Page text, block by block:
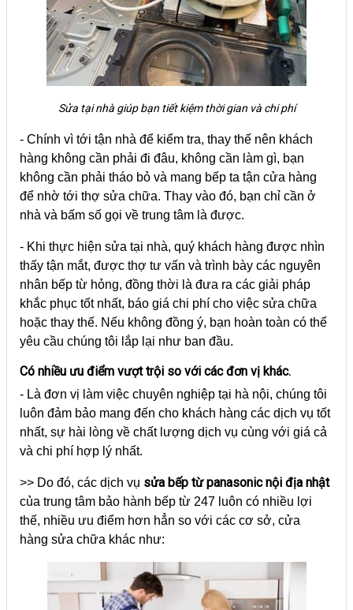
Sửa tại nhà giúp bạn tiết kiệm thời gian và chi phí
- Chính vì tới tận nhà để kiểm tra, thay thế nên khách
hàng không cần phải đi đâu, không cần làm gì, bạn
không cần phải tháo bỏ và mang bếp ta tận cửa hàng
để nhờ tới thợ sửa chữa. Thay vào đó, bạn chỉ cần ở
nhà và bấm số gọi về trung tâm là được.
- Khi thực hiện sửa tại nhà, quý khách hàng được nhìn
thấy tận mắt, được thợ tư vấn và trình bày các nguyên
nhân bếp từ hỏng, đồng thời là đưa ra các giải pháp
khắc phục tốt nhất, báo giá chi phí cho việc sửa chữa
hoặc thay thế. Nếu không đồng ý, bạn hoàn toàn có thể
yêu cầu chúng tôi lắp lại như ban đầu.
Có nhiều ưu điểm vượt trội so với các đơn vị khác.
- Là đơn vị làm việc chuyên nghiệp tại hà nội, chúng tôi
luôn đảm bảo mang đến cho khách hàng các dịch vụ tốt
nhất, sự hài lòng về chất lượng dịch vụ cùng với giá cả
và chi phí hợp lý nhất.
>> Do đó, các dịch vụ sửa bếp từ panasonic nội địa nhật
của trung tâm bảo hành bếp từ 247 luôn có nhiều lợi
thế, nhiều ưu điểm hơn hẳn so với các cơ sở, cửa
hàng sửa chữa khác như: